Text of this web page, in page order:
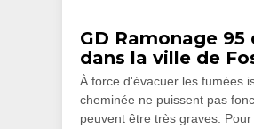
GD Ramonage
dans la ville de
À force d'évacuer les fumées
cheminée ne puissent pas
peuvent être très graves.